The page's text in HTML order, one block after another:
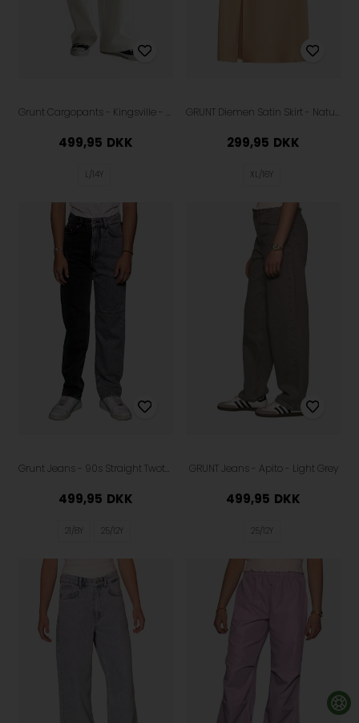
Grunt Cargopants - Kingsville - White
499,95 DKK
L/14Y
GRUNT Diemen Satin Skirt - Nature
299,95 DKK
XL/16Y
Grunt Jeans - 90s Straight Twotone - Black
499,95 DKK
21/8Y 25/12Y
GRUNT Jeans - Apito - Light Grey
499,95 DKK
25/12Y